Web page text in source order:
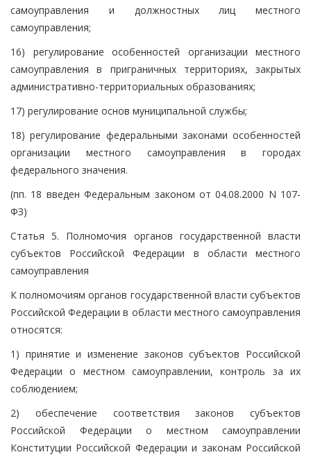
самоуправления и должностных лиц местного
самоуправления;
16) регулирование особенностей организации местного
самоуправления в приграничных территориях, закрытых
административно-территориальных образованиях;
17) регулирование основ муниципальной службы;
18) регулирование федеральными законами особенностей
организации местного самоуправления в городах
федерального значения.
(пп. 18 введен Федеральным законом от 04.08.2000 N 107-
ФЗ)
Статья 5. Полномочия органов государственной власти
субъектов Российской Федерации в области местного
самоуправления
К полномочиям органов государственной власти субъектов
Российской Федерации в области местного самоуправления
относятся:
1) принятие и изменение законов субъектов Российской
Федерации о местном самоуправлении, контроль за их
соблюдением;
2) обеспечение соответствия законов субъектов
Российской Федерации о местном самоуправлении
Конституции Российской Федерации и законам Российской